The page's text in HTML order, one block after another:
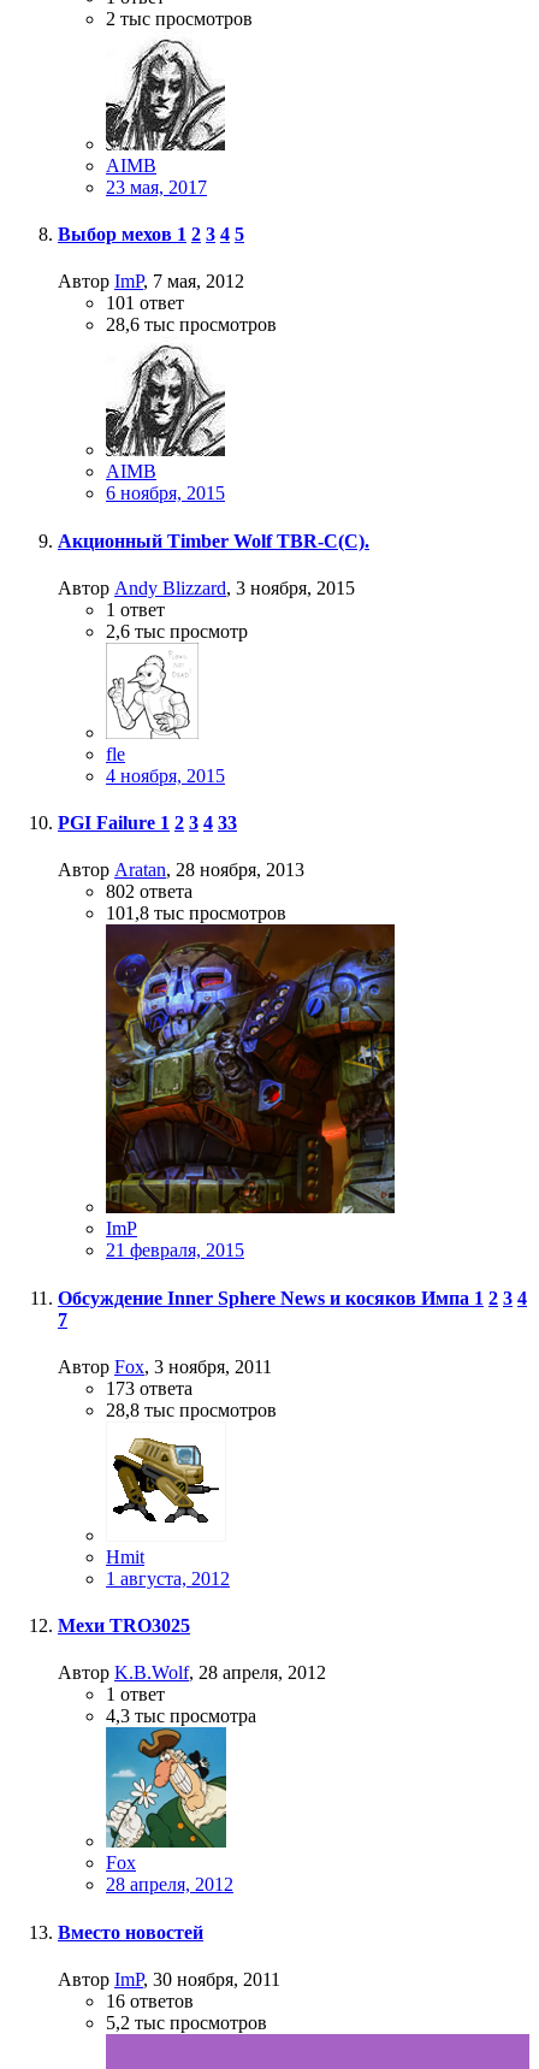
2 тыс просмотров
AIMB
23 мая, 2017
Выбор мехов 1 2 3 4 5
Автор ImP, 7 мая, 2012
101 ответ
28,6 тыс просмотров
AIMB
6 ноября, 2015
Акционный Timber Wolf TBR-C(C).
Автор Andy Blizzard, 3 ноября, 2015
1 ответ
2,6 тыс просмотр
fle
4 ноября, 2015
PGI Failure 1 2 3 4 33
Автор Aratan, 28 ноября, 2013
802 ответа
101,8 тыс просмотров
ImP
21 февраля, 2015
Обсуждение Inner Sphere News и косяков Импа 1 2 3 4
7
Автор Fox, 3 ноября, 2011
173 ответа
28,8 тыс просмотров
Hmit
1 августа, 2012
Мехи TRO3025
Автор K.B.Wolf, 28 апреля, 2012
1 ответ
4,3 тыс просмотра
Fox
28 апреля, 2012
Вместо новостей
Автор ImP, 30 ноября, 2011
16 ответов
5,2 тыс просмотров